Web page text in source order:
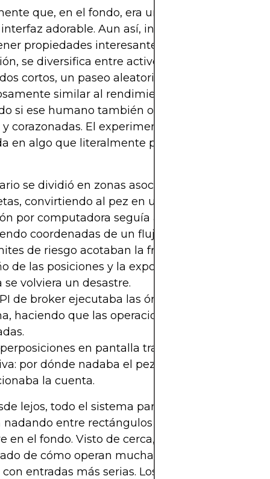
que, en el fondo, era un generador de
adorable. Aun así, incluso una estrategia
propiedades interesantes si se limitan los
se diversifica entre activos y se definen reglas
cortos, un paseo aleatorio puede parecer
similar al rendimiento de un trader
si ese humano también opera siguiendo ruido,
corazonadas. El experimento convirtió esa
en algo que literalmente podías ver nadar
se dividió en zonas asociadas a activos y
convirtiendo al pez en un cursor vivo.
por computadora seguía al goldfish en tiempo
coordenadas de un flujo continuo de video.
de riesgo acotaban la frecuencia de
de las posiciones y la exposición total,
se volviera un desastre.
de broker ejecutaba las órdenes generadas
haciendo que las operaciones fueran reales y
en pantalla traducían todo esto en
por dónde nadaba el pez, qué “decidía” y
la cuenta.
lejos, todo el sistema parece absurdo: una
nadando entre rectángulos de colores mientras
en el fondo. Visto de cerca, funciona como un
de cómo operan muchas estrategias
entradas más serias. Los datos entran, se